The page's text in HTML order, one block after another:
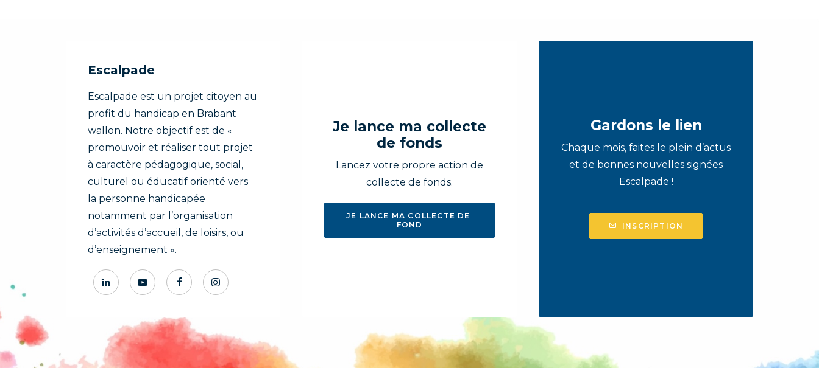
Escalpade
Escalpade est un projet citoyen au
profit du handicap en Brabant
wallon. Notre objectif est de «
promouvoir et réaliser tout projet
à caractère pédagogique, social,
culturel ou éducatif orienté vers
la personne handicapée
notamment par l’organisation
d’activités d’accueil, de loisirs, ou
d’enseignement ».
Je lance ma collecte
de fonds
Lancez votre propre action de
collecte de fonds.
JE LANCE MA COLLECTE DE
FOND
Gardons le lien
Chaque mois, faites le plein d’actus
et de bonnes nouvelles signées
Escalpade !
INSCRIPTION